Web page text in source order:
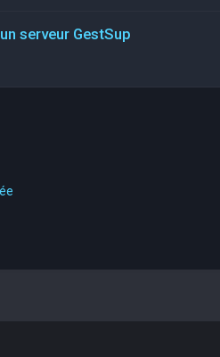
serveur GestSup